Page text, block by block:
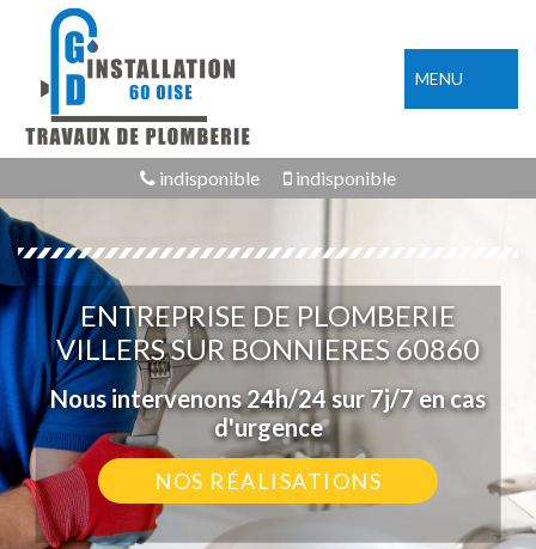
MENU
indisponible indisponible
ENTREPRISE DE PLOMBERIE
VILLERS SUR BONNIERES 60860
Nous intervenons 24h/24 sur 7j/7 en cas
d'urgence
NOS RÉALISATIONS